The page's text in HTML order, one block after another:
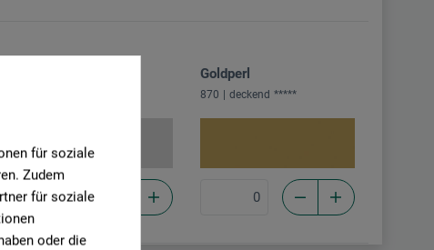
für soziale
Zudem
für soziale
oder die
Goldperl
870 deckend *****